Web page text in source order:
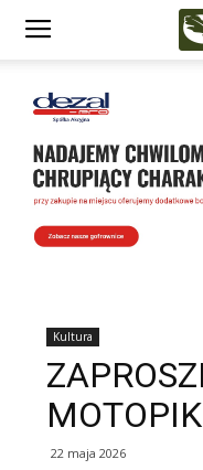
Kultura
22 maja 2026